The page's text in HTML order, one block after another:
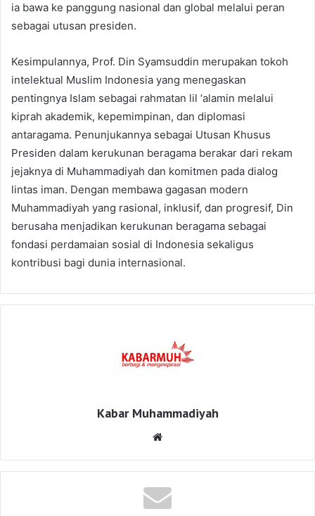
ia bawa ke panggung nasional dan global melalui peran
sebagai utusan presiden.
Kesimpulannya, Prof. Din Syamsuddin merupakan tokoh
intelektual Muslim Indonesia yang menegaskan
pentingnya Islam sebagai rahmatan lil ‘alamin melalui
kiprah akademik, kepemimpinan, dan diplomasi
antaragama. Penunjukannya sebagai Utusan Khusus
Presiden dalam kerukunan beragama berakar dari rekam
jejaknya di Muhammadiyah dan komitmen pada dialog
lintas iman. Dengan membawa gagasan modern
Muhammadiyah yang rasional, inklusif, dan progresif, Din
berusaha menjadikan kerukunan beragama sebagai
fondasi perdamaian sosial di Indonesia sekaligus
kontribusi bagi dunia internasional.
Kabar Muhammadiyah